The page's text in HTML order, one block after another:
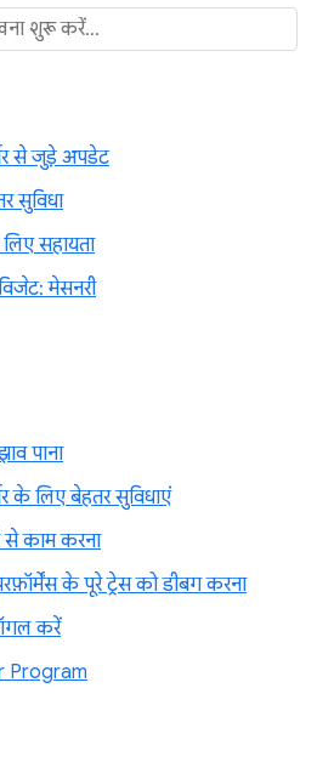
से जुड़े अपडेट
सुविधा
सहायता
मेसनरी
पाना
के लिए बेहतर सुविधाएं
काम करना
के पूरे ट्रेस को डीबग करना
करें
Program